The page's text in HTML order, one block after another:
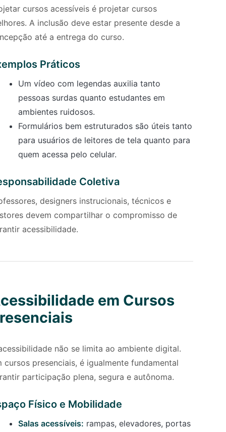
cursos acessíveis é projetar cursos
A inclusão deve estar presente desde a
até a entrega do curso.
Práticos
Um vídeo com legendas auxilia tanto
pessoas surdas quanto estudantes em
ambientes ruidosos.
Formulários bem estruturados são úteis tanto
para usuários de leitores de tela quanto para
quem acessa pelo celular.
Coletiva
designers instrucionais, técnicos e
devem compartilhar o compromisso de
acessibilidade.
em Cursos
não se limita ao ambiente digital.
cursos presenciais, é igualmente fundamental
participação plena, segura e autônoma.
Físico e Mobilidade
Salas acessíveis: rampas, elevadores, portas